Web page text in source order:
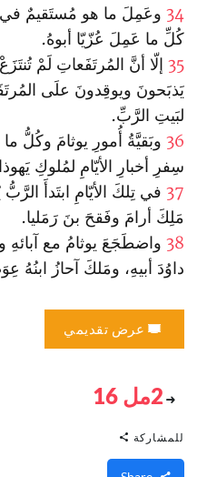
34 وعَمِلَ ما هو مُستَقيمٌ
كُلِّ ما عَمِلَ عُزّيّا أبوهُ.
35 إلّا أنَّ المُرتَفَعاتِ لَمْ
يَذبَحونَ ويوقِدونَ علَى
لبَيتِ الرَّبِّ.
36 وبَقيَّةُ أُمورِ يوثامَ وكُلُّ
سِفرِ أخبارِ الأيّامِ لمُلوكِ
37 في تِلكَ الأيّامِ ابتَدأَ
مَلِكَ أرامَ وفَقحَ بنَ رَمَليا.
38 واضطَجَعَ يوثامُ مع آبائهِ
داوُدَ أبيهِ، ومَلكَ آحازُ ابنُهُ
عرض تقديمي
2مل 16
للمشاركة